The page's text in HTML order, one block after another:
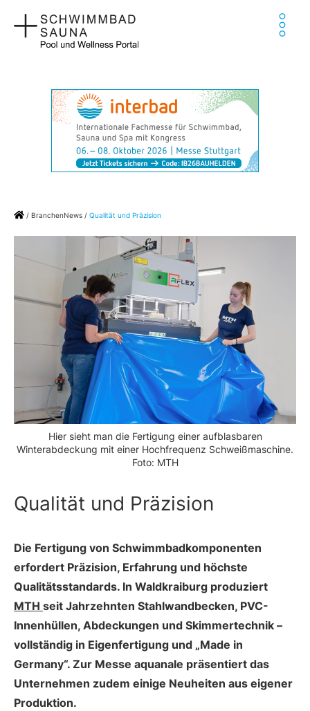
Inhalt
springen
Home
/ BranchenNews / Qualität und Präzision
Hier sieht man die Fertigung einer aufblasbaren
Winterabdeckung mit einer Hochfrequenz Schweißmaschine.
Foto: MTH
Qualität und Präzision
Die Fertigung von Schwimmbadkomponenten
erfordert Präzision, Erfahrung und höchste
Qualitätsstandards. In Waldkraiburg produziert
MTH seit Jahrzehnten Stahlwandbecken, PVC-
Innenhüllen, Abdeckungen und Skimmertechnik –
vollständig in Eigenfertigung und „Made in
Germany“. Zur Messe aquanale präsentiert das
Unternehmen zudem einige Neuheiten aus eigener
Produktion.